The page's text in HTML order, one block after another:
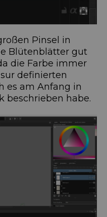
Pinsel in
Blütenblätter gut
die Farbe immer
definierten
es am Anfang in
beschrieben habe.